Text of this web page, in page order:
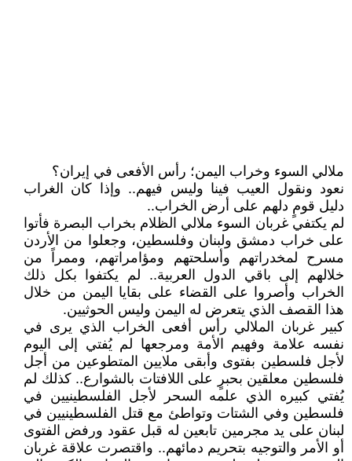
ملالي السوء وخراب اليمن؛ رأس الأفعى في إيران؟
نعود ونقول العيب فينا وليس فيهم.. وإذا كان الغراب
دليل قومٍ دلهم على أرض الخراب..
لم يكتفي غربان السوء ملالي الظلام بخراب البصرة فأتوا
على خراب دمشق ولبنان وفلسطين، وجعلوا من الأردن
مسرح لمخدراتهم وأسلحتهم ومؤامراتهم، وممراً من
خلالهم إلى باقي الدول العربية.. لم يكتفوا بكل ذلك
الخراب وأصروا على القضاء على بقايا اليمن من خلال
هذا القصف الذي يتعرض له اليمن وليس الحوثيين.
كبير غربان الملالي رأس أفعى الخراب الذي يرى في
نفسه علامة وفهيم الأمة ومرجعها لم يُفتي إلى اليوم
لأجل فلسطين بفتوى وأبقى ملايين المتطوعين من أجل
فلسطين معلقين بحبرٍ على اللافتات بالشوارع.. كذلك لم
يُفتي كبيره الذي علمه السحر لأجل الفلسطينيين في
فلسطين وفي الشتات وتواطئ مع قتل الفلسطينيين في
لبنان على يد مجرمين تابعين له قبل عقود ورفض الفتوى
أو الأمر والتوجيه بتحريم دمائهم.. واقتصرت علاقة غربان